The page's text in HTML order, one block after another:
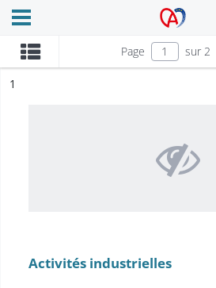
Archives Alsace -
Ouvrir le menu déroulant
Page sur 2
n°
1
Activités industrielles